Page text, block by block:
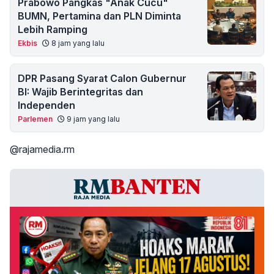
Prabowo Pangkas "Anak Cucu"
BUMN, Pertamina dan PLN Diminta
Lebih Ramping
Ekbis 8 jam yang lalu
DPR Pasang Syarat Calon Gubernur
BI: Wajib Berintegritas dan
Independen
Parlemen 9 jam yang lalu
@rajamedia.rm